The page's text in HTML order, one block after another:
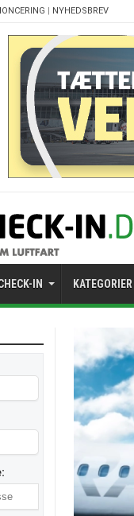
| NYHEDSBREV
IN KATEGORIER